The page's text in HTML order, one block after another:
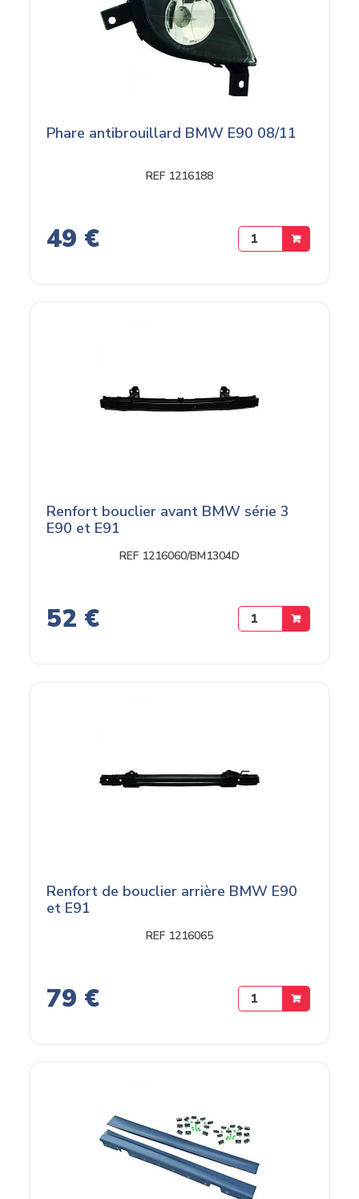
Phare antibrouillard BMW E90 08/11
REF 1216188
49 €
Renfort bouclier avant BMW série 3
E90 et E91
REF 1216060/BM1304D
52 €
Renfort de bouclier arrière BMW E90
et E91
REF 1216065
79 €